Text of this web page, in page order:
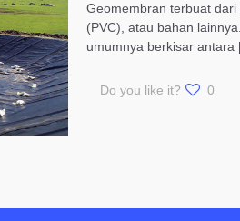
Geomembran terbuat dari
(PVC), atau bahan
umumnya berkisar antara
Do you like it? 0